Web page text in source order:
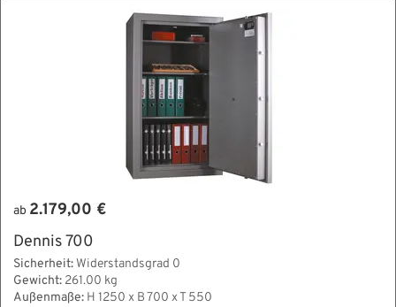
ab 2.179,00 €
Dennis 700
Sicherheit: Widerstandsgrad 0
Gewicht: 261.00 kg
Außenmaße: H 1250 x B 700 x T 550